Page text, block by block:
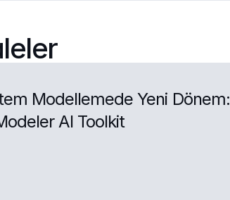
Modellemede Yeni Dönem:
AI Toolkit